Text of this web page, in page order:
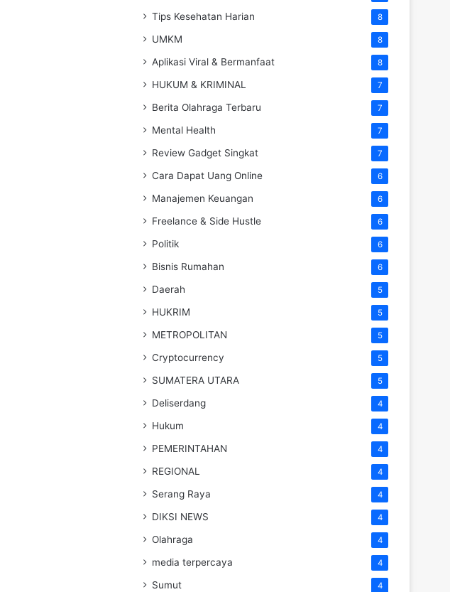
Tips Kesehatan Harian 8
UMKM 8
Aplikasi Viral & Bermanfaat 8
HUKUM & KRIMINAL 7
Berita Olahraga Terbaru 7
Mental Health 7
Review Gadget Singkat 7
Cara Dapat Uang Online 6
Manajemen Keuangan 6
Freelance & Side Hustle 6
Politik 6
Bisnis Rumahan 6
Daerah 5
HUKRIM 5
METROPOLITAN 5
Cryptocurrency 5
SUMATERA UTARA 5
Deliserdang 4
Hukum 4
PEMERINTAHAN 4
REGIONAL 4
Serang Raya 4
DIKSI NEWS 4
Olahraga 4
media terpercaya 4
Sumut 4